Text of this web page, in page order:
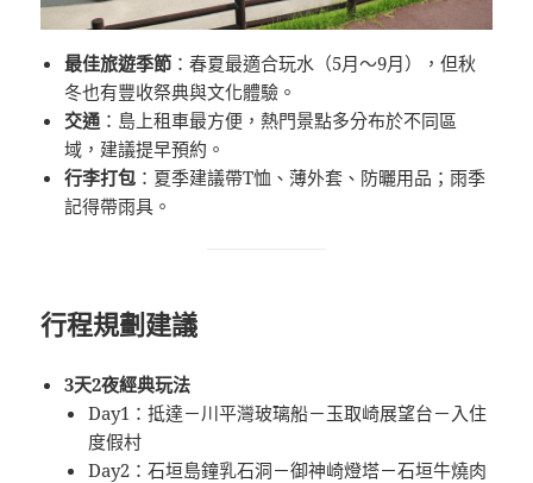
最佳旅遊季節 ：春夏最適合玩水（5月～9月），但秋
冬也有豐收祭典與文化體驗。
交通 ：島上租車最方便，熱門景點多分布於不同區
域，建議提早預約。
行李打包 ：夏季建議帶T恤、薄外套、防曬用品；雨季
記得帶雨具。
行程規劃建議
3天2夜經典玩法
Day1：抵達－川平灣玻璃船－玉取崎展望台－入住
度假村
Day2：石垣島鐘乳石洞－御神崎燈塔－石垣牛燒肉